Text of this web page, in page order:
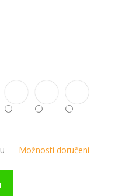
Možnosti doručení